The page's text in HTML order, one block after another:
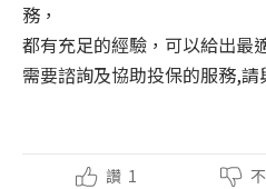
務，
都有充足的經驗，可以給出最
需要諮詢及協助投保的服務,請
讚 1